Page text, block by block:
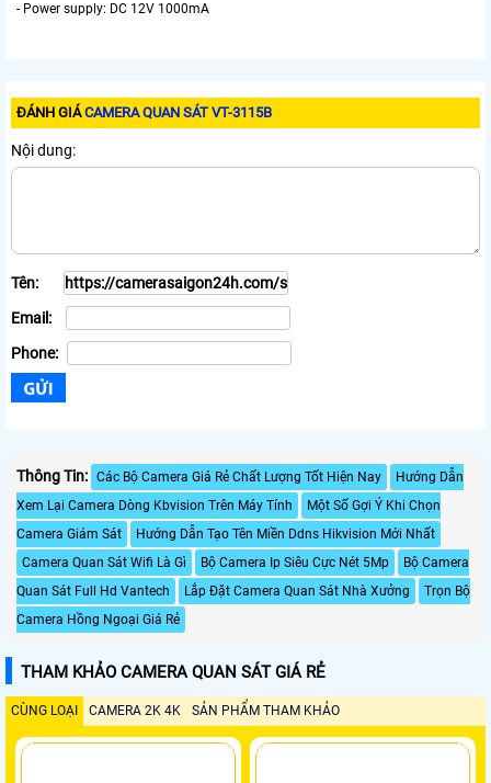
- Power supply: DC 12V 1000mA
ĐÁNH GIÁCAMERA QUAN SÁT VT-3115B
Nội dung:
Tên:
Email:
Phone:
Thông Tin: Các Bộ Camera Giá Rẻ Chất Lượng Tốt Hiện Nay
Hướng Dẫn
Xem Lại Camera Dòng Kbvision Trên Máy Tính
Một Số Gợi Ý Khi Chọn
Camera Giám Sát
Hướng Dẫn Tạo Tên Miền Ddns Hikvision Mới Nhất
Camera Quan Sát Wifi Là Gì
Bộ Camera Ip Siêu Cực Nét 5Mp
Bộ Camera
Quan Sát Full Hd Vantech
Lắp Đặt Camera Quan Sát Nhà Xưởng
Trọn Bộ
Camera Hồng Ngoại Giá Rẻ
THAM KHẢO CAMERA QUAN SÁT GIÁ RẺ
CÙNG LOẠI CAMERA 2K 4K SẢN PHẨM THAM KHẢO